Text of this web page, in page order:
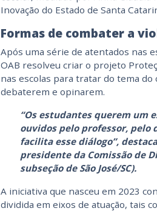
Inovação do Estado de Santa
Formas de combater a
Após uma série de atentados nas
OAB resolveu criar o projeto
nas escolas para tratar do tema
debaterem e opinarem.
“Os estudantes querem um
ouvidos pelo professor, pelo
facilita esse diálogo”,
presidente da Comissão de
subseção de São José/SC).
A iniciativa que nasceu em 2023
dividida em eixos de atuação, tais